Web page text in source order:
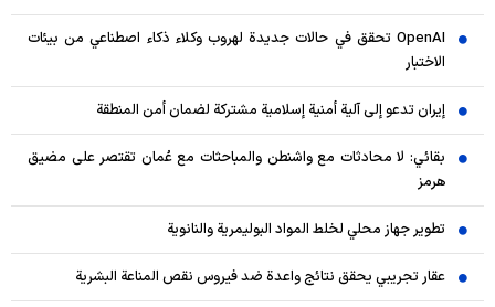
OpenAI تحقق في حالات جديدة لهروب وكلاء ذكاء اصطناعي من بيئات
الاختبار
إيران تدعو إلى آلية أمنية إسلامية مشتركة لضمان أمن المنطقة
بقائي: لا محادثات مع واشنطن والمباحثات مع عُمان تقتصر على مضيق
هرمز
تطوير جهاز محلي لخلط المواد البوليمرية والنانوية
عقار تجريبي يحقق نتائج واعدة ضد فيروس نقص المناعة البشرية